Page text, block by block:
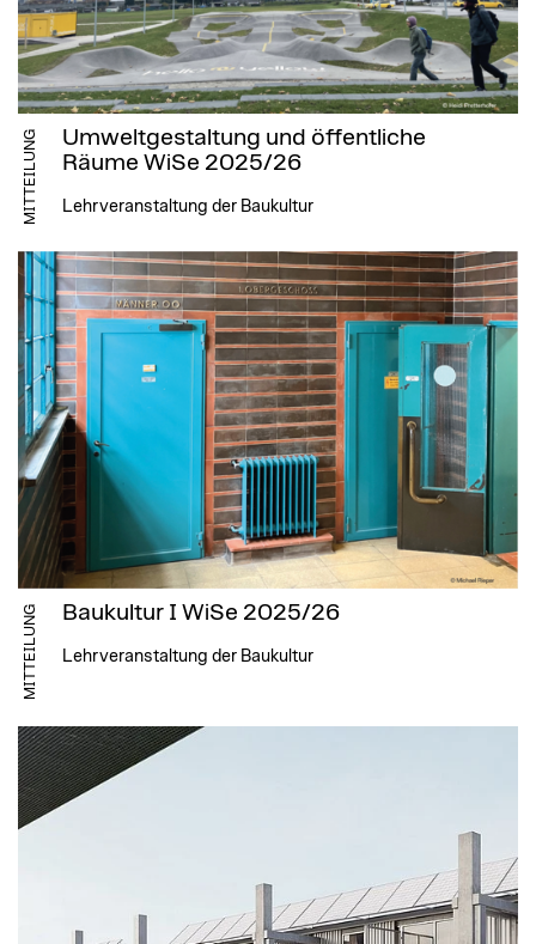
MITTEILUNG
Umweltgestaltung und öffentliche
Räume WiSe 2025/26
Lehrveranstaltung der Baukultur
MITTEILUNG Baukultur I WiSe 2025/26
Lehrveranstaltung der Baukultur